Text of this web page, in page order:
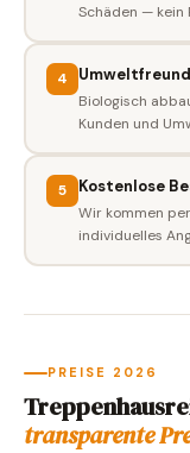
Schäden — kein
4
Biologisch
Kunden und
5 Kostenlose
Wir kommen
individuelles
PREISE 2026
transparente